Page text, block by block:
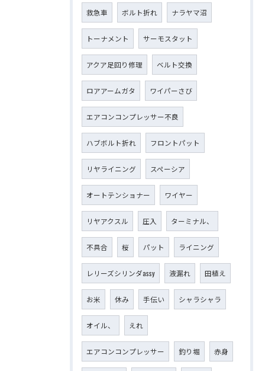
救急車 ボルト折れ ナラヤマ沼
トーナメント サーモスタット
アクア足回り修理 ベルト交換
ロアアームガタ ワイパーさび
エアコンコンプレッサー不良
ハブボルト折れ フロントパット
リヤライニング スペーシア
オートテンショナー ワイヤー
リヤアクスル 圧入 ターミナル、
不具合 桜 パット ライニング
レリーズシリンダassy 液漏れ 田植え
お米 休み 手伝い シャラシャラ
オイル、 えれ
エアコンコンプレッサー 釣り堀 赤身